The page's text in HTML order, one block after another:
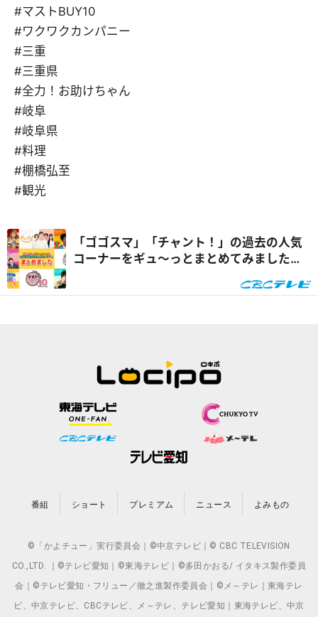
#マストBUY10
#ワクワクカンパニー
#三重
#三重県
#全力！お助けちゃん
#岐阜
#岐阜県
#料理
#棚橋弘至
#観光
「ゴゴスマ」「チャント！」の過去の人気
コーナーをギュ～っとまとめてみました！
番組 ショート プレミアム ニュース よみもの
©「かよチュー」実行委員会｜©中京テレビ｜© CBC TELEVISION
CO.,LTD. ｜©テレビ愛知｜©東海テレビ｜©多田かおる/ イタキス製作委員
会｜©テレビ愛知・フリュー／徹之進製作委員会｜©メ～テレ｜東海テレ
ビ、中京テレビ、CBCテレビ、メ～テレ、テレビ愛知｜東海テレビ、中京